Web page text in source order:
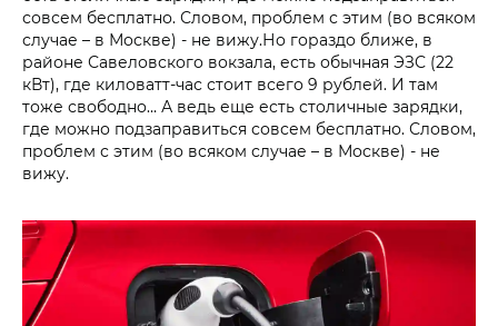
совсем бесплатно. Словом, проблем с этим (во всяком
случае – в Москве) - не вижу.Но гораздо ближе, в
районе Савеловского вокзала, есть обычная ЭЗС (22
кВт), где киловатт-час стоит всего 9 рублей. И там
тоже свободно… А ведь еще есть столичные зарядки,
где можно подзаправиться совсем бесплатно. Словом,
проблем с этим (во всяком случае – в Москве) - не
вижу.